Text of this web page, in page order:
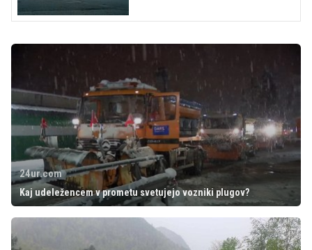
24ur.com
Kaj udeležencem v prometu svetujejo vozniki plugov?